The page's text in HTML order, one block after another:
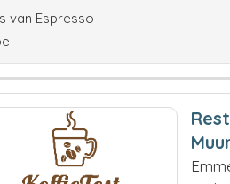
van Espresso